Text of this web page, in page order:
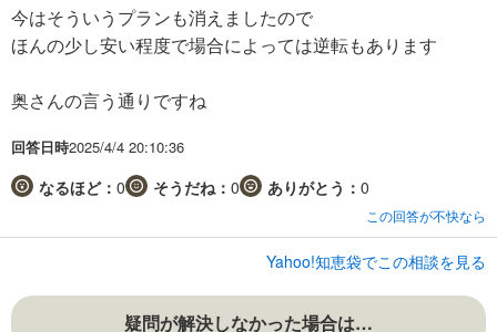
今はそういうプランも消えましたので
ほんの少し安い程度で場合によっては逆転もあります
奥さんの言う通りですね
回答日時2025/4/4 20:10:36
なるほど： 0 そうだね： 0 ありがとう： 0
この回答が不快なら
Yahoo!知恵袋でこの相談を見る
疑問が解決しなかった場合は…